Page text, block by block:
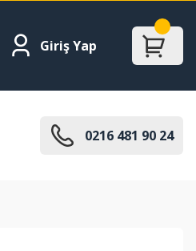
Giriş Yap
0216 481 90 24